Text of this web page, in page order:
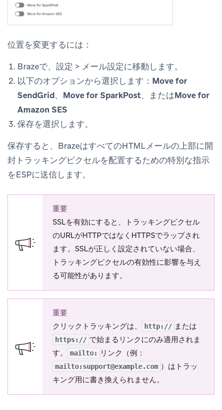
位置を変更するには：
Brazeで、 設定 > メール設定に移動します。
以下のオプションから選択します： Move for
SendGrid、 Move for SparkPost、またはMove for
Amazon SES
保存を選択します。
保存すると、BrazeはすべてのHTMLメールの上部に開
封トラッキングピクセルを配置するための特別な指示
をESPに送信します。
重要
SSLを有効にすると、トラッキングピクセル
のURLがHTTPではなくHTTPSでラップされ
ます。SSLが正しく設定されていない場合、
トラッキングピクセルの有効性に影響を与え
る可能性があります。
重要
クリックトラッキングは、
http:// または
https:// で始まるリンクにのみ適用されま
す。
mailto: リンク（例：
mailto:support@example.com ）はトラッ
キング用に書き換えられません。